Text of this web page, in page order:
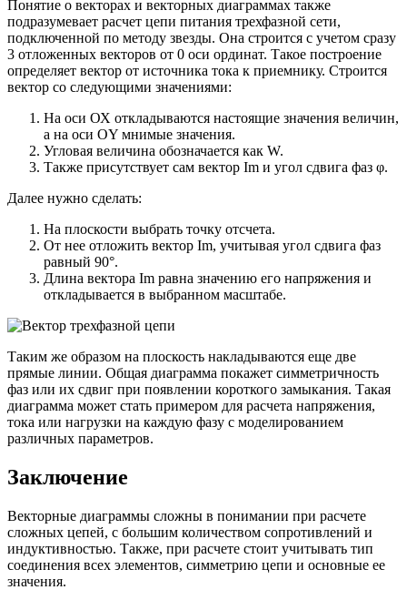
Понятие о векторах и векторных диаграммах также
подразумевает расчет цепи питания трехфазной сети,
подключенной по методу звезды. Она строится с учетом сразу
3 отложенных векторов от 0 оси ординат. Такое построение
определяет вектор от источника тока к приемнику. Строится
вектор со следующими значениями:
На оси ОХ откладываются настоящие значения величин,
а на оси OY мнимые значения.
Угловая величина обозначается как W.
Также присутствует сам вектор Im и угол сдвига фаз φ.
Далее нужно сделать:
На плоскости выбрать точку отсчета.
От нее отложить вектор Im, учитывая угол сдвига фаз
равный 90°.
Длина вектора Im равна значению его напряжения и
откладывается в выбранном масштабе.
Таким же образом на плоскость накладываются еще две
прямые линии. Общая диаграмма покажет симметричность
фаз или их сдвиг при появлении короткого замыкания. Такая
диаграмма может стать примером для расчета напряжения,
тока или нагрузки на каждую фазу с моделированием
различных параметров.
Заключение
Векторные диаграммы сложны в понимании при расчете
сложных цепей, с большим количеством сопротивлений и
индуктивностью. Также, при расчете стоит учитывать тип
соединения всех элементов, симметрию цепи и основные ее
значения.